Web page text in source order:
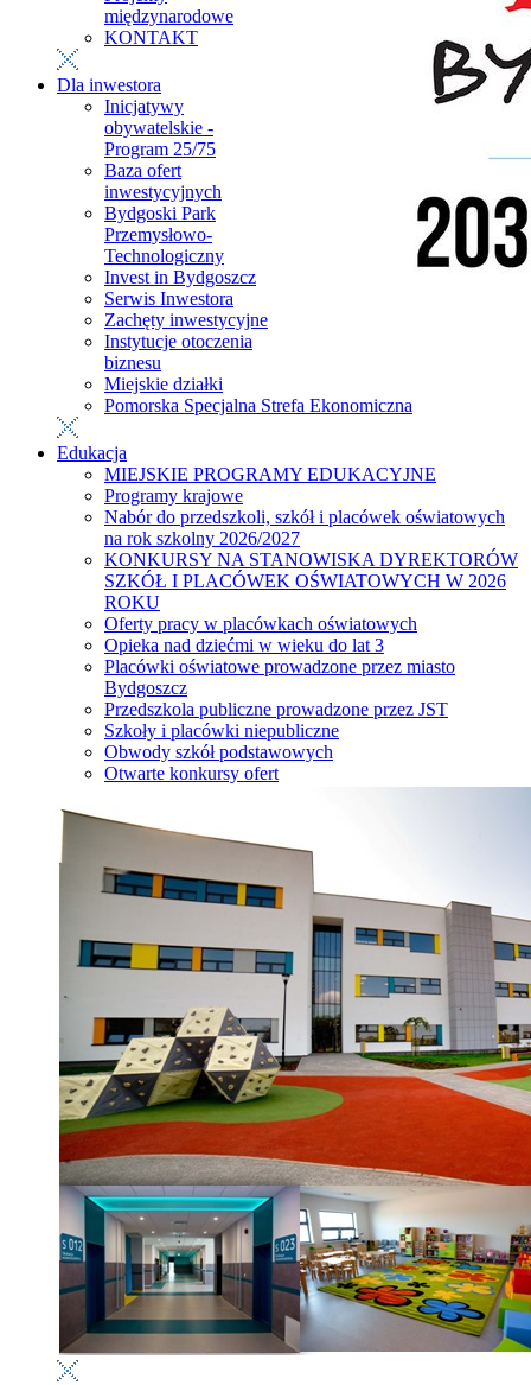
międzynarodowe
KONTAKT
Dla inwestora
Inicjatywy
obywatelskie -
Program 25/75
Baza ofert
inwestycyjnych
Bydgoski Park
Przemysłowo-
Technologiczny
Invest in Bydgoszcz
Serwis Inwestora
Zachęty inwestycyjne
Instytucje otoczenia
biznesu
Miejskie działki
Pomorska Specjalna Strefa Ekonomiczna
Edukacja
MIEJSKIE PROGRAMY EDUKACYJNE
Programy krajowe
Nabór do przedszkoli, szkół i placówek oświatowych
na rok szkolny 2026/2027
KONKURSY NA STANOWISKA DYREKTORÓW
SZKÓŁ I PLACÓWEK OŚWIATOWYCH W 2026
ROKU
Oferty pracy w placówkach oświatowych
Opieka nad dziećmi w wieku do lat 3
Placówki oświatowe prowadzone przez miasto
Bydgoszcz
Przedszkola publiczne prowadzone przez JST
Szkoły i placówki niepubliczne
Obwody szkół podstawowych
Otwarte konkursy ofert